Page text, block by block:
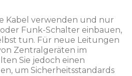
Kabel verwenden und nur
Funk-Schalter einbauen,
tun. Für neue Leitungen
Zentralgeräten im
Sie jedoch einen
um Sicherheitsstandards